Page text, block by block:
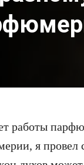
работы
я провел